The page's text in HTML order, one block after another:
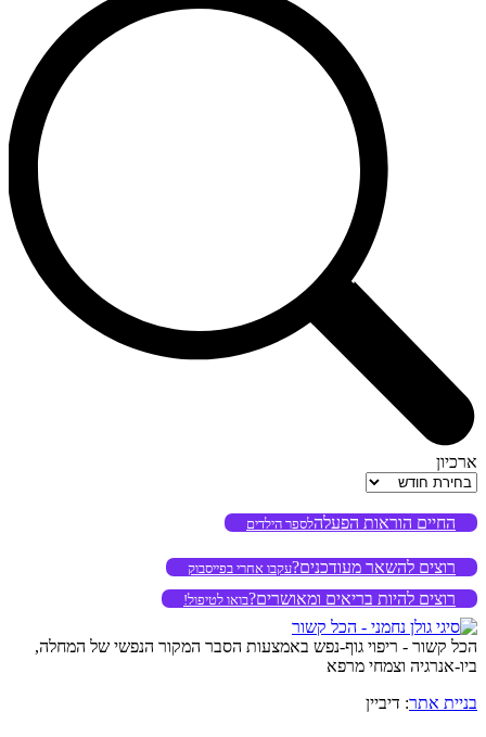
ארכיון
ארכיון
החיים הוראות הפעלהלספר הילדים
רוצים להשאר מעודכנים?עקבו אחרי בפייסבוק
רוצים להיות בריאים ומאושרים?בואו לטיפול!
הכל קשור - ריפוי גוף-נפש באמצעות הסבר המקור הנפשי של המחלה,
ביו-אנרגיה וצמחי מרפא
בניית אתר: דיביין